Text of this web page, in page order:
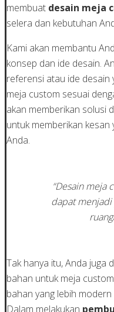
membuat desain meja
selera dan kebutuhan
Kami akan membantu
konsep dan ide desain.
referensi atau ide desain
meja custom sesuai
akan memberikan solusi
untuk memberikan
Anda.
“Desain meja
dapat
Tak hanya itu, Anda juga
bahan untuk meja
bahan yang lebih
Dalam melakukan